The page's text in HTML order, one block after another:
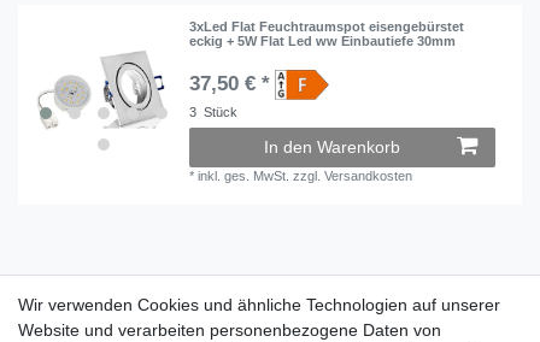
3xLed Flat Feuchtraumspot eisengebürstet
eckig + 5W Flat Led ww Einbautiefe 30mm
37,50 € *
3 Stück
In den Warenkorb
*inkl. ges. MwSt. zzgl.Versandkosten
Wir verwenden Cookies und ähnliche Technologien auf unserer
Website und verarbeiten personenbezogene Daten von
Wir verwenden Cookies und ähnliche Technologien auf unserer
Website und verarbeiten personenbezogene Daten von